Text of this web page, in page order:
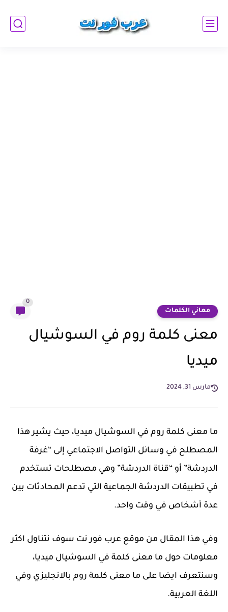
معاني الكلمات
0
معنى كلمة روم في السوشيال
ميديا
مارس 31, 2024
ما معنى كلمة روم في السوشيال ميديا، حيث يشير هذا
المصطلح في وسائل التواصل الاجتماعي إلى “غرفة
الدردشة” أو “قناة الدردشة” وهي مصطلحات تستخدم
في تطبيقات الدردشة الجماعية التي تدعم المحادثات بين
عدة أشخاص في وقت واحد.
وفي هذا المقال من موقع عرب فور نت سوف نتناول اكثر
معلومات حول ما معنى كلمة في السوشيال ميديا،
وسنتعرف ايضا على ما معنى كلمة روم بالانجليزي وفي
اللغة العربية.